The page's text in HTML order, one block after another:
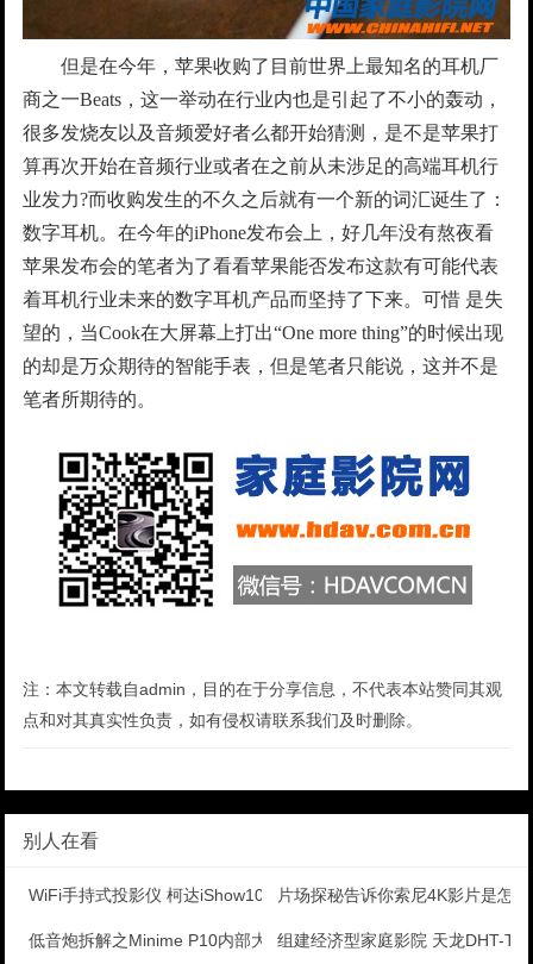
但是在今年，苹果收购了目前世界上最知名的耳机厂
商之一Beats，这一举动在行业内也是引起了不小的轰动，
很多发烧友以及音频爱好者么都开始猜测，是不是苹果打
算再次开始在音频行业或者在之前从未涉足的高端耳机行
业发力?而收购发生的不久之后就有一个新的词汇诞生了：
数字耳机。在今年的iPhone发布会上，好几年没有熬夜看
苹果发布会的笔者为了看看苹果能否发布这款有可能代表
着耳机行业未来的数字耳机产品而坚持了下来。可惜 是失
望的，当Cook在大屏幕上打出“One more thing”的时候出现
的却是万众期待的智能手表，但是笔者只能说，这并不是
笔者所期待的。
注：本文转载自admin，目的在于分享信息，不代表本站赞同其观
点和对其真实性负责，如有侵权请联系我们及时删除。
别人在看
WiFi手持式投影仪 柯达iShow1000评测片场探秘告诉你索尼4K影片是怎
低音炮拆解之Minime P10内部大解析组建经济型家庭影院 天龙DHT-